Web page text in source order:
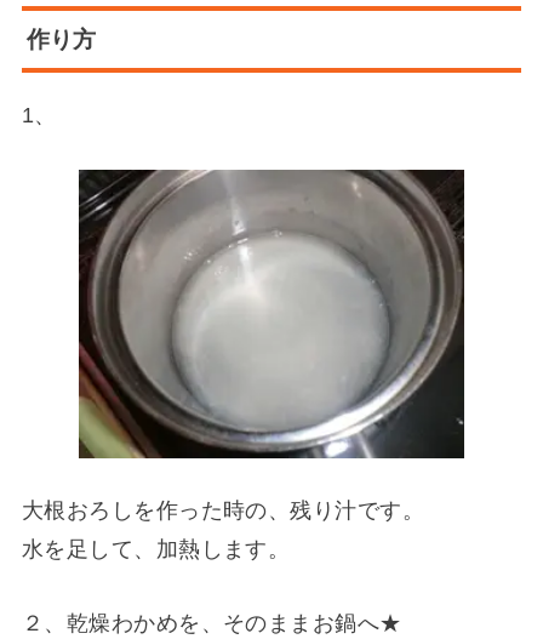
作り方
1、
大根おろしを作った時の、残り汁です。
水を足して、加熱します。
２、乾燥わかめを、そのままお鍋へ★